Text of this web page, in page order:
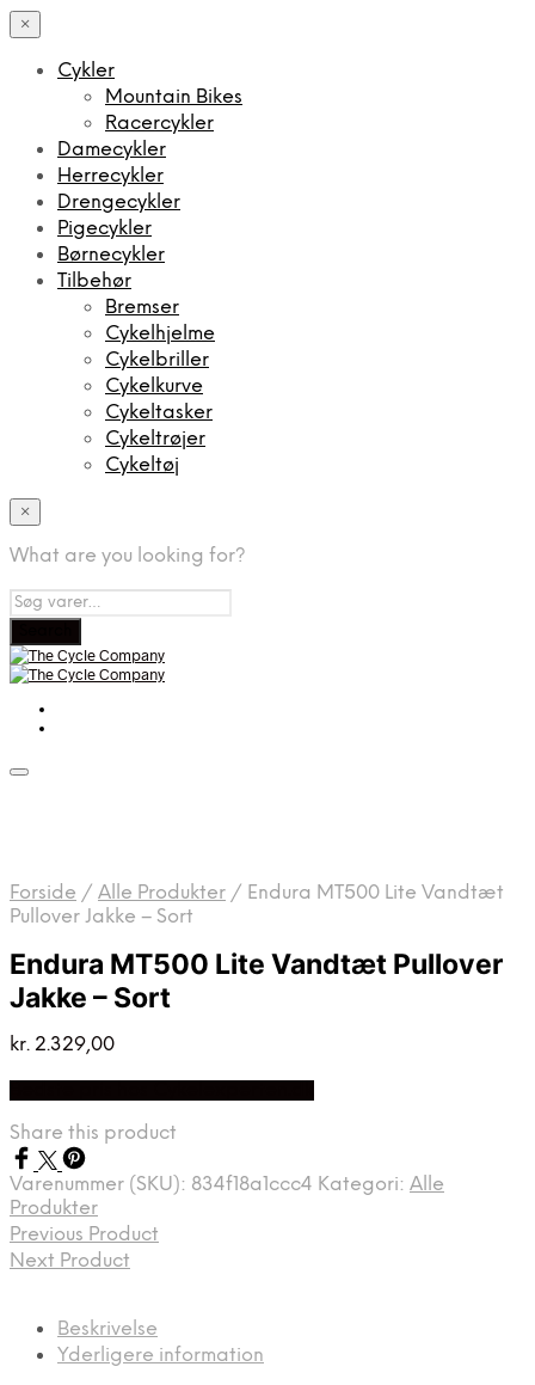
×
Cykler
Mountain Bikes
Racercykler
Damecykler
Herrecykler
Drengecykler
Pigecykler
Børnecykler
Tilbehør
Bremser
Cykelhjelme
Cykelbriller
Cykelkurve
Cykeltasker
Cykeltrøjer
Cykeltøj
×
What are you looking for?
Forside / Alle Produkter / Endura MT500 Lite Vandtæt
Pullover Jakke – Sort
Endura MT500 Lite Vandtæt Pullover
Jakke – Sort
kr. 2.329,00
Share this product
Varenummer (SKU): 834f18a1ccc4 Kategori: Alle
Produkter
Previous Product
Next Product
Beskrivelse
Yderligere information